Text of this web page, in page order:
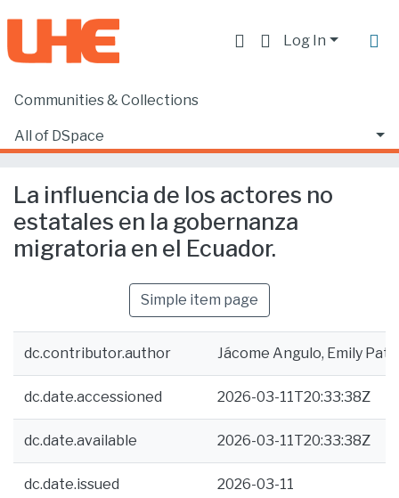
Log In
Communities & Collections
All of DSpace
Home
La influencia de los actores no estatales en la gobernanza migratoria en el Ecuador.
La influencia de los actores no
estatales en la gobernanza
migratoria en el Ecuador.
Simple item page
dc.contributor.author Jácome Angulo, Emily
dc.date.accessioned 2026-03-11T20:33:38Z
dc.date.available 2026-03-11T20:33:38Z
dc.date.issued 2026-03-11